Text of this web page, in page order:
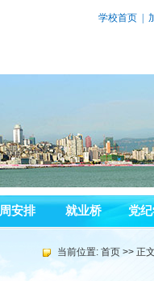
学校首页
安排 就业桥 党
当前位置: 首页 >> 正文